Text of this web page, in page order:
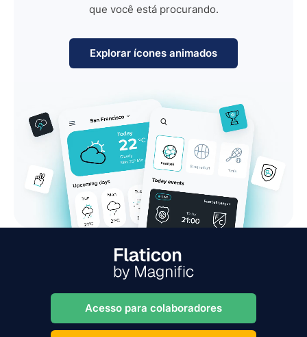
que você está procurando.
Explorar ícones animados
Acesso para colaboradores